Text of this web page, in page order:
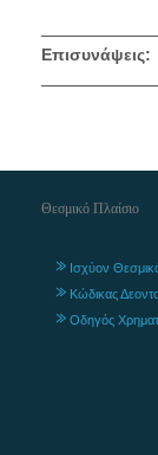
Επισυνάψεις:
Θεσμικό Πλαίσιο
Ισχύον
Κώδικας
Οδηγός